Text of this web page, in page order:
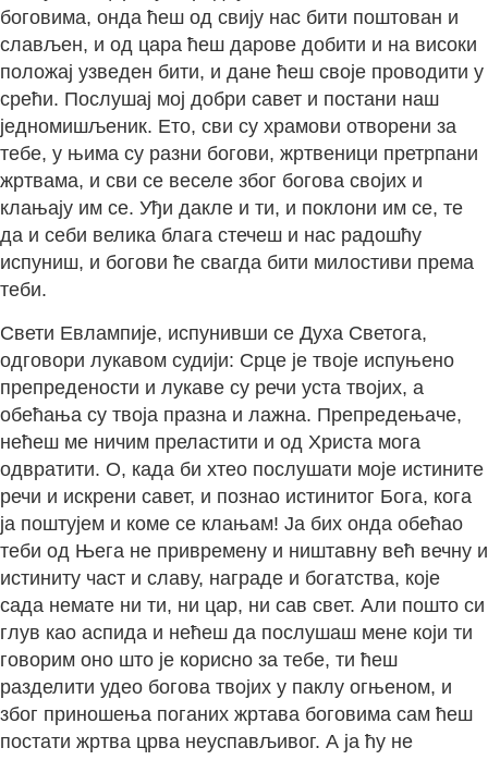
боговима, онда ћеш од свију нас бити поштован и
слављен, и од цара ћеш дарове добити и на високи
положај узведен бити, и дане ћеш своје проводити у
срећи. Послушај мој добри савет и постани наш
једномишљеник. Ето, сви су храмови отворени за
тебе, у њима су разни богови, жртвеници претрпани
жртвама, и сви се веселе због богова својих и
клањају им се. Уђи дакле и ти, и поклони им се, те
да и себи велика блага стечеш и нас радошћу
испуниш, и богови ће свагда бити милостиви према
теби.
Свети Евлампије, испунивши се Духа Светога,
одговори лукавом судији: Срце је твоје испуњено
препредености и лукаве су речи уста твојих, а
обећања су твоја празна и лажна. Препредењаче,
нећеш ме ничим преластити и од Христа мога
одвратити. О, када би хтео послушати моје истините
речи и искрени савет, и познао истинитог Бога, кога
ја поштујем и коме се клањам! Ја бих онда обећао
теби од Њега не привремену и ништавну већ вечну и
истиниту част и славу, награде и богатства, које
сада немате ни ти, ни цар, ни сав свет. Али пошто си
глув као аспида и нећеш да послушаш мене који ти
говорим оно што је корисно за тебе, ти ћеш
разделити удео богова твојих у паклу огњеном, и
због приношења поганих жртава боговима сам ћеш
постати жртва црва неуспављивог. А ја ћу не